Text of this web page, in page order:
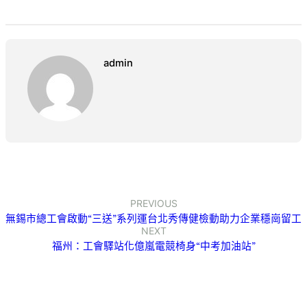
admin
PREVIOUS
無錫市總工會啟動“三送”系列運台北秀傳健檢動助力企業穩崗留工
NEXT
福州：工會驛站化億嵐電競椅身“中考加油站”